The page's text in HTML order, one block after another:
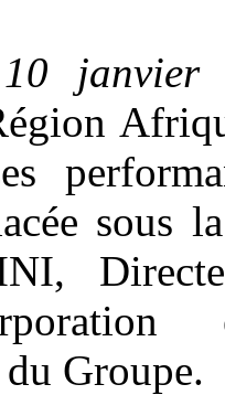
janvier
sous
Groupe.